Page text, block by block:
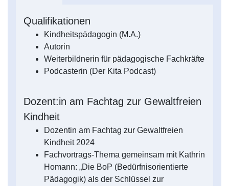
Qualifikationen
Kindheitspädagogin (M.A.)
Autorin
Weiterbildnerin für pädagogische Fachkräfte
Podcasterin (Der Kita Podcast)
Dozent:in am Fachtag zur Gewaltfreien
Kindheit
Dozentin am Fachtag zur Gewaltfreien
Kindheit 2024
Fachvortrags-Thema gemeinsam mit Kathrin
Homann: „Die BoP (Bedürfnisorientierte
Pädagogik) als der Schlüssel zur